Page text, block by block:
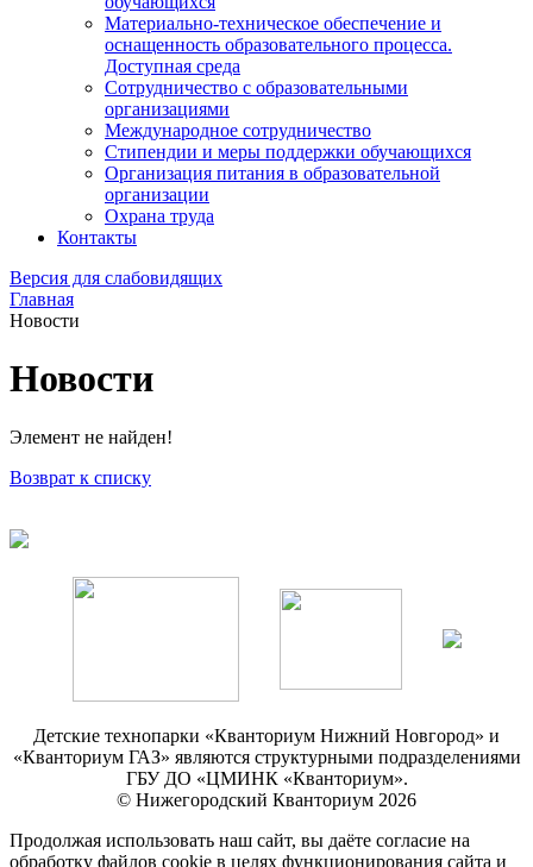
Материально-техническое обеспечение и
оснащенность образовательного процесса.
Доступная среда
Сотрудничество с образовательными
организациями
Международное сотрудничество
Стипендии и меры поддержки обучающихся
Организация питания в образовательной
организации
Охрана труда
Контакты
Версия для слабовидящих
Главная
Новости
Новости
Элемент не найден!
Возврат к списку
Детские технопарки «Кванториум Нижний Новгород» и
«Кванториум ГАЗ» являются структурными подразделениями
ГБУ ДО «ЦМИНК «Кванториум».
© Нижегородский Кванториум 2026
Продолжая использовать наш сайт, вы даёте согласие на
обработку файлов cookie в целях функционирования сайта и